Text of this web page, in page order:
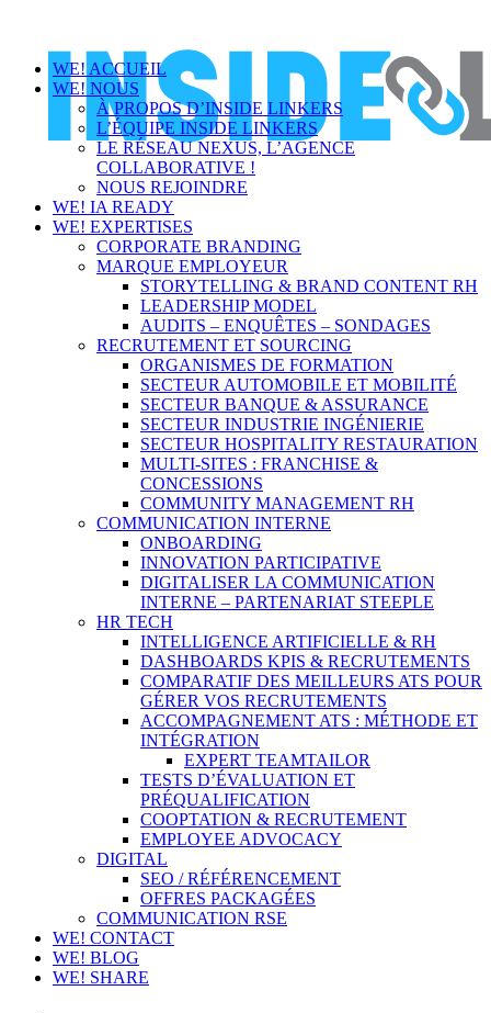
WE! ACCUEIL
WE! NOUS
À PROPOS D’INSIDE LINKERS
L’ÉQUIPE INSIDE LINKERS
LE RÉSEAU NEXUS, L’AGENCE
COLLABORATIVE !
NOUS REJOINDRE
WE! IA READY
WE! EXPERTISES
CORPORATE BRANDING
MARQUE EMPLOYEUR
STORYTELLING & BRAND CONTENT RH
LEADERSHIP MODEL
AUDITS – ENQUÊTES – SONDAGES
RECRUTEMENT ET SOURCING
ORGANISMES DE FORMATION
SECTEUR AUTOMOBILE ET MOBILITÉ
SECTEUR BANQUE & ASSURANCE
SECTEUR INDUSTRIE INGÉNIERIE
SECTEUR HOSPITALITY RESTAURATION
MULTI-SITES : FRANCHISE &
CONCESSIONS
COMMUNITY MANAGEMENT RH
COMMUNICATION INTERNE
ONBOARDING
INNOVATION PARTICIPATIVE
DIGITALISER LA COMMUNICATION
INTERNE – PARTENARIAT STEEPLE
HR TECH
INTELLIGENCE ARTIFICIELLE & RH
DASHBOARDS KPIS & RECRUTEMENTS
COMPARATIF DES MEILLEURS ATS POUR
GÉRER VOS RECRUTEMENTS
ACCOMPAGNEMENT ATS : MÉTHODE ET
INTÉGRATION
EXPERT TEAMTAILOR
TESTS D’ÉVALUATION ET
PRÉQUALIFICATION
COOPTATION & RECRUTEMENT
EMPLOYEE ADVOCACY
DIGITAL
SEO / RÉFÉRENCEMENT
OFFRES PACKAGÉES
COMMUNICATION RSE
WE! CONTACT
WE! BLOG
WE! SHARE